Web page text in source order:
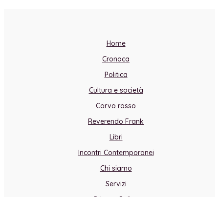
Home
Cronaca
Politica
Cultura e società
Corvo rosso
Reverendo Frank
Libri
Incontri Contemporanei
Chi siamo
Servizi